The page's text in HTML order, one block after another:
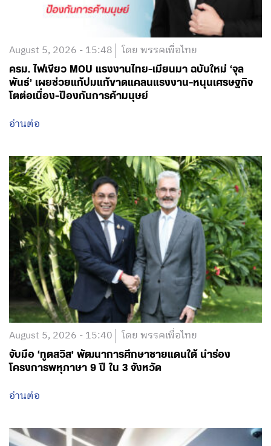
August 5, 2026 - 15:48 โดย พรรคเพื่อไทย
ครม. ไฟเขียว MOU แรงงานไทย-เมียนมา ฉบับใหม่ ‘จุล
พันธ์’ เผยช่วยแก้ปมแก้ขาดแคลนแรงงาน-หนุนเศรษฐกิจ
โตต่อเนื่อง-ป้องกันการค้ามนุษย์
อ่านต่อ
August 5, 2026 - 15:40 โดย พรรคเพื่อไทย
จับมือ ‘ทูตสวิส’ พัฒนาการศึกษาชายแดนใต้ นำร่อง
โครงการพหุภาษา 9 ปี ใน 3 จังหวัด
อ่านต่อ